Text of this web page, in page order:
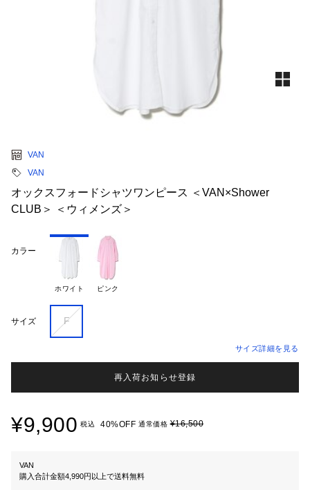
VAN
VAN
オックスフォードシャツワンピース ＜VAN×Shower
CLUB＞ ＜ウィメンズ＞
カラー
ホワイト ピンク
サイズ F
サイズ詳細を見る
再入荷お知らせ登録
¥9,900 税込 40%OFF 通常価格¥16,500
VAN
購入合計金額4,990円以上で送料無料